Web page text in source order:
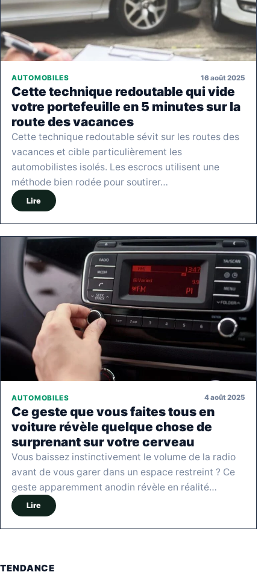
AUTOMOBILES 16 août 2025
Cette technique redoutable qui vide
votre portefeuille en 5 minutes sur la
route des vacances
Cette technique redoutable sévit sur les routes des
vacances et cible particulièrement les
automobilistes isolés. Les escrocs utilisent une
méthode bien rodée pour soutirer…
Lire
AUTOMOBILES 4 août 2025
Ce geste que vous faites tous en
voiture révèle quelque chose de
surprenant sur votre cerveau
Vous baissez instinctivement le volume de la radio
avant de vous garer dans un espace restreint ? Ce
geste apparemment anodin révèle en réalité…
Lire
TENDANCE